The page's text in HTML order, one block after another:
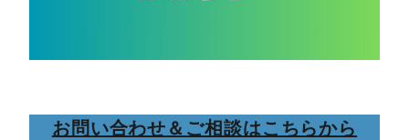
お問い合わせ＆ご相談はこちらから